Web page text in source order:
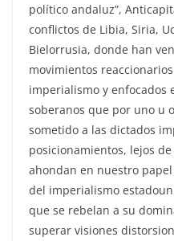
político andaluz”,
conflictos de Libia, Siria,
Bielorrusia, donde han
movimientos
imperialismo y enfocados
soberanos que por uno u
sometido a las dictados
posicionamientos, lejos
ahondan en nuestro
del imperialismo
que se rebelan a su
superar visiones